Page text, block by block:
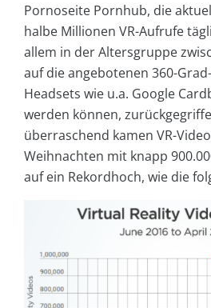
Pornoseite Pornhub, die
halbe Millionen VR-Aufrufe
allem in der Altersgruppe
auf die angebotenen 360-
Headsets wie u.a. Google
werden können,
überraschend kamen VR-
Weihnachten mit knapp
auf ein Rekordhoch, wie die